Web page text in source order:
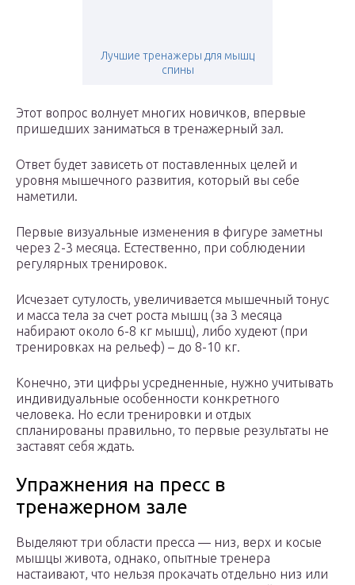
Лучшие тренажеры для мышц
спины
Этот вопрос волнует многих новичков, впервые
пришедших заниматься в тренажерный зал.
Ответ будет зависеть от поставленных целей и
уровня мышечного развития, который вы себе
наметили.
Первые визуальные изменения в фигуре заметны
через 2-3 месяца. Естественно, при соблюдении
регулярных тренировок.
Исчезает сутулость, увеличивается мышечный тонус
и масса тела за счет роста мышц (за 3 месяца
набирают около 6-8 кг мышц), либо худеют (при
тренировках на рельеф) – до 8-10 кг.
Конечно, эти цифры усредненные, нужно учитывать
индивидуальные особенности конкретного
человека. Но если тренировки и отдых
спланированы правильно, то первые результаты не
заставят себя ждать.
Упражнения на пресс в
тренажерном зале
Выделяют три области пресса — низ, верх и косые
мышцы живота, однако, опытные тренера
настаивают, что нельзя прокачать отдельно низ или